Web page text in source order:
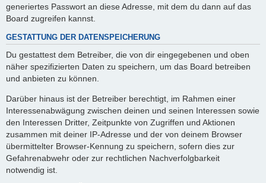
generiertes Passwort an diese Adresse, mit dem du dann auf das
Board zugreifen kannst.
GESTATTUNG DER DATENSPEICHERUNG
Du gestattest dem Betreiber, die von dir eingegebenen und oben
näher spezifizierten Daten zu speichern, um das Board betreiben
und anbieten zu können.
Darüber hinaus ist der Betreiber berechtigt, im Rahmen einer
Interessenabwägung zwischen deinen und seinen Interessen sowie
den Interessen Dritter, Zeitpunkte von Zugriffen und Aktionen
zusammen mit deiner IP-Adresse und der von deinem Browser
übermittelter Browser-Kennung zu speichern, sofern dies zur
Gefahrenabwehr oder zur rechtlichen Nachverfolgbarkeit
notwendig ist.